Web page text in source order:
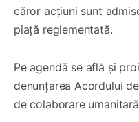
căror acțiuni sunt
piață reglementată.
Pe agendă se află și
denunțarea Acordului
de colaborare